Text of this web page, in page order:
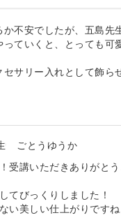
不安でしたが、五島先
ていくと、とっても可
サリー入れとして飾ら
ごとうゆうか
受講いただきありがと
てびっくりしました！
い美しい仕上がりですね